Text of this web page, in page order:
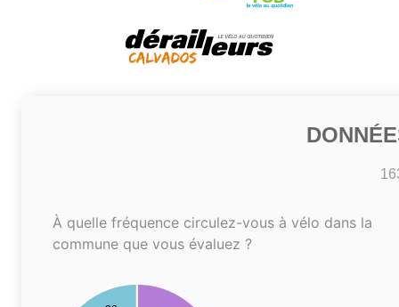
À quelle fréquence circulez-vous à vélo dans la
commune que vous évaluez ?